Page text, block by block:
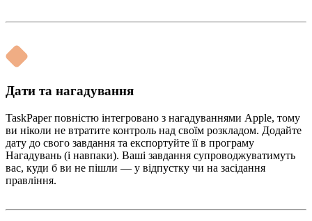
Дати та нагадування
TaskPaper повністю інтегровано з нагадуваннями Apple, тому
ви ніколи не втратите контроль над своїм розкладом. Додайте
дату до свого завдання та експортуйте її в програму
Нагадувань (і навпаки). Ваші завдання супроводжуватимуть
вас, куди б ви не пішли — у відпустку чи на засідання
правління.